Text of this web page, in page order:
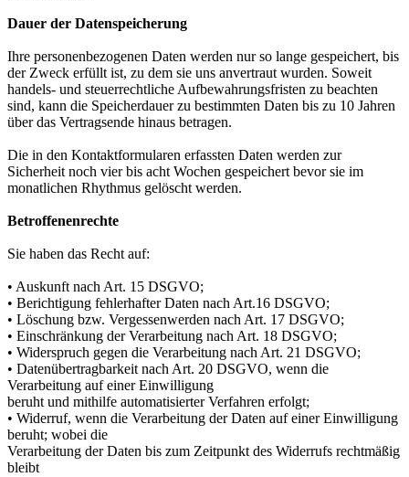
Dauer der Datenspeicherung
Ihre personenbezogenen Daten werden nur so lange gespeichert, bis
der Zweck erfüllt ist, zu dem sie uns anvertraut wurden. Soweit
handels- und steuerrechtliche Aufbewahrungsfristen zu beachten
sind, kann die Speicherdauer zu bestimmten Daten bis zu 10 Jahren
über das Vertragsende hinaus betragen.
Die in den Kontaktformularen erfassten Daten werden zur
Sicherheit noch vier bis acht Wochen gespeichert bevor sie im
monatlichen Rhythmus gelöscht werden.
Betroffenenrechte
Sie haben das Recht auf:
• Auskunft nach Art. 15 DSGVO;
• Berichtigung fehlerhafter Daten nach Art.16 DSGVO;
• Löschung bzw. Vergessenwerden nach Art. 17 DSGVO;
• Einschränkung der Verarbeitung nach Art. 18 DSGVO;
• Widerspruch gegen die Verarbeitung nach Art. 21 DSGVO;
• Datenübertragbarkeit nach Art. 20 DSGVO, wenn die
Verarbeitung auf einer Einwilligung
beruht und mithilfe automatisierter Verfahren erfolgt;
• Widerruf, wenn die Verarbeitung der Daten auf einer Einwilligung
beruht; wobei die
Verarbeitung der Daten bis zum Zeitpunkt des Widerrufs rechtmäßig
bleibt